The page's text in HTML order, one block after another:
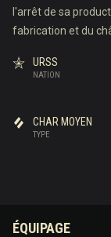
l'arrêt de sa
fabrication et du
NATION
URSS
TYPE
CHAR MOYEN
ÉQUIPAGE